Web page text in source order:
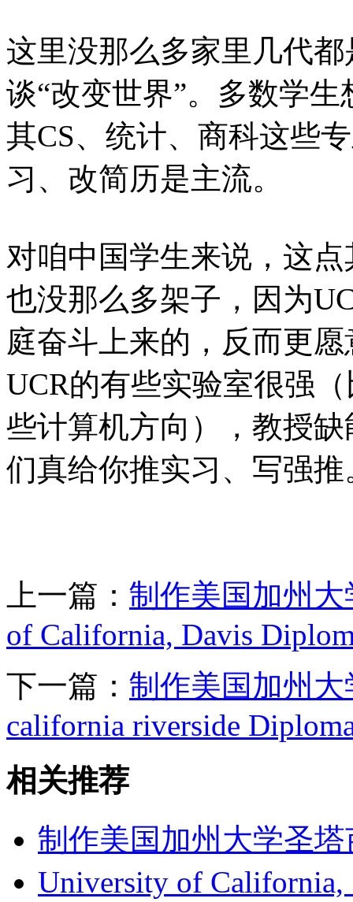
这里没那么多家里几代
谈“改变世界”。多数学
其CS、统计、商科这些
习、改简历是主流。
对咱中国学生来说，这
也没那么多架子，因为
庭奋斗上来的，反而更
UCR的有些实验室很强
些计算机方向），教授
们真给你推实习、写强推
上一篇： 制作美国加州
of California, Davis
下一篇： 制作美国加州
california riverside
相关推荐
制作美国加州大学圣
University of California,